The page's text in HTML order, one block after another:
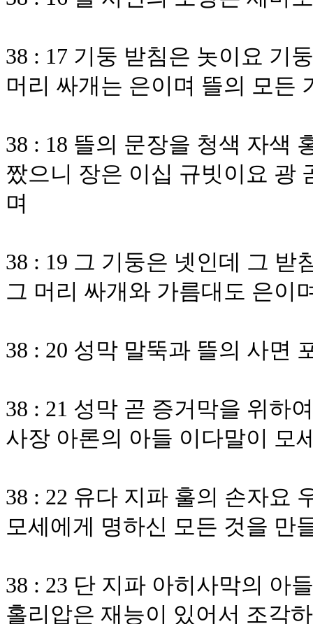
38 : 17 기둥 받침은 놋이요 기
머리 싸개는 은이며 뜰의 모든
38 : 18 뜰의 문장을 청색 자색
짰으니 장은 이십 규빗이요 광
며
38 : 19 그 기둥은 넷인데 그 받
그 머리 싸개와 가름대도 은이
38 : 20 성막 말뚝과 뜰의 사면
38 : 21 성막 곧 증거막을 위하
사장 아론의 아들 이다말이 모
38 : 22 유다 지파 훌의 손자요
모세에게 명하신 모든 것을 만
38 : 23 단 지파 아히사막의 아
홀리압은 재능이 있어서 조각